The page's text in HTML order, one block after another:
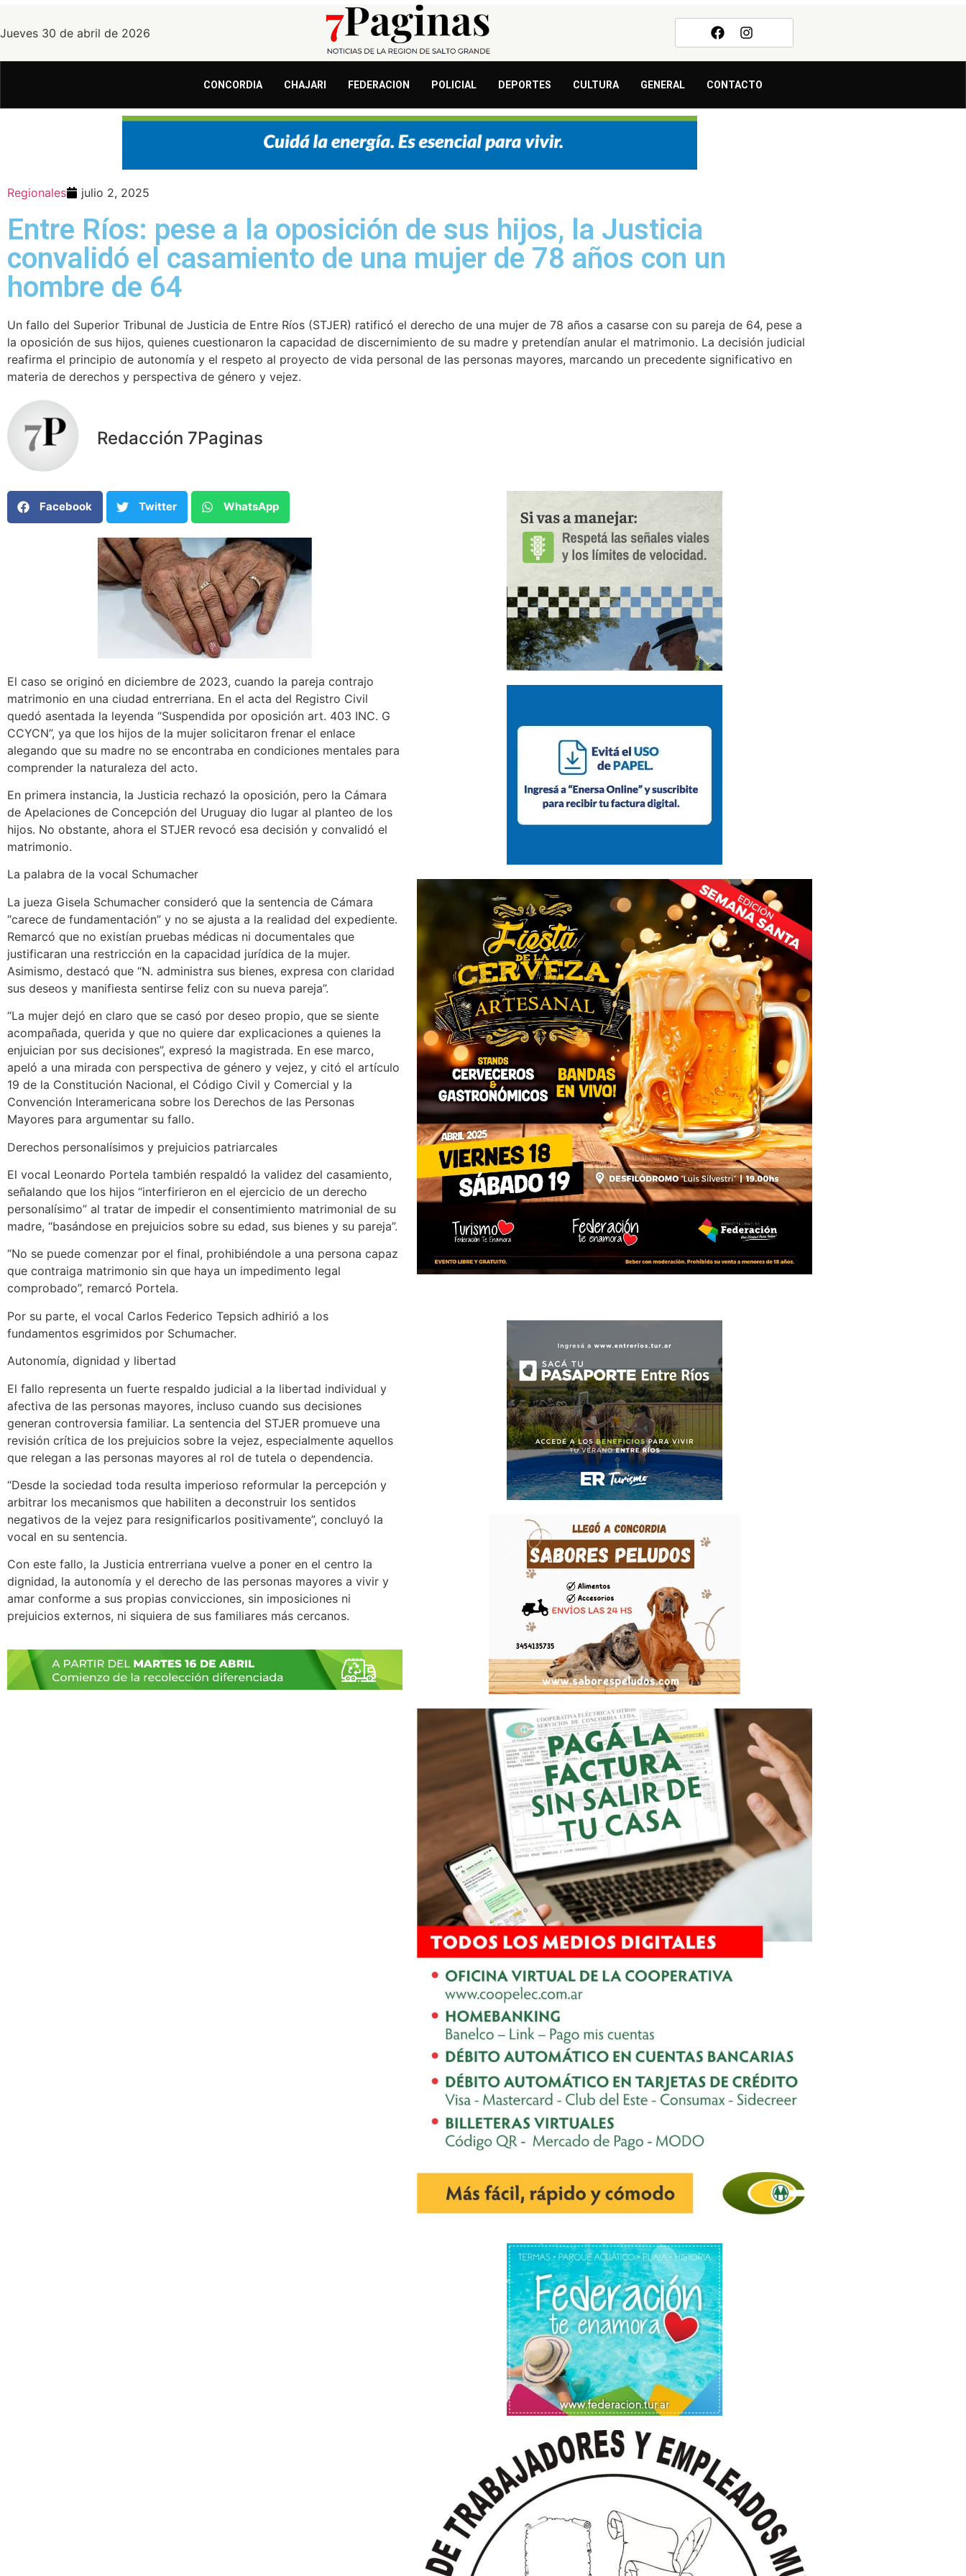
Jueves 30 de abril de 2026
CONCORDIA CHAJARI FEDERACION POLICIAL DEPORTES CULTURA GENERAL CONTACTO
Regionales julio 2, 2025
Entre Ríos: pese a la oposición de sus hijos, la Justicia
convalidó el casamiento de una mujer de 78 años con un
hombre de 64
Un fallo del Superior Tribunal de Justicia de Entre Ríos (STJER) ratificó el derecho de una mujer de 78 años a casarse con su pareja de 64, pese a
la oposición de sus hijos, quienes cuestionaron la capacidad de discernimiento de su madre y pretendían anular el matrimonio. La decisión judicial
reafirma el principio de autonomía y el respeto al proyecto de vida personal de las personas mayores, marcando un precedente significativo en
materia de derechos y perspectiva de género y vejez.
Redacción 7Paginas
Facebook Twitter WhatsApp
El caso se originó en diciembre de 2023, cuando la pareja contrajo
matrimonio en una ciudad entrerriana. En el acta del Registro Civil
quedó asentada la leyenda “Suspendida por oposición art. 403 INC. G
CCYCN”, ya que los hijos de la mujer solicitaron frenar el enlace
alegando que su madre no se encontraba en condiciones mentales para
comprender la naturaleza del acto.
En primera instancia, la Justicia rechazó la oposición, pero la Cámara
de Apelaciones de Concepción del Uruguay dio lugar al planteo de los
hijos. No obstante, ahora el STJER revocó esa decisión y convalidó el
matrimonio.
La palabra de la vocal Schumacher
La jueza Gisela Schumacher consideró que la sentencia de Cámara
“carece de fundamentación” y no se ajusta a la realidad del expediente.
Remarcó que no existían pruebas médicas ni documentales que
justificaran una restricción en la capacidad jurídica de la mujer.
Asimismo, destacó que “N. administra sus bienes, expresa con claridad
sus deseos y manifiesta sentirse feliz con su nueva pareja”.
“La mujer dejó en claro que se casó por deseo propio, que se siente
acompañada, querida y que no quiere dar explicaciones a quienes la
enjuician por sus decisiones”, expresó la magistrada. En ese marco,
apeló a una mirada con perspectiva de género y vejez, y citó el artículo
19 de la Constitución Nacional, el Código Civil y Comercial y la
Convención Interamericana sobre los Derechos de las Personas
Mayores para argumentar su fallo.
Derechos personalísimos y prejuicios patriarcales
El vocal Leonardo Portela también respaldó la validez del casamiento,
señalando que los hijos “interfirieron en el ejercicio de un derecho
personalísimo” al tratar de impedir el consentimiento matrimonial de su
madre, “basándose en prejuicios sobre su edad, sus bienes y su pareja”.
“No se puede comenzar por el final, prohibiéndole a una persona capaz
que contraiga matrimonio sin que haya un impedimento legal
comprobado”, remarcó Portela.
Por su parte, el vocal Carlos Federico Tepsich adhirió a los
fundamentos esgrimidos por Schumacher.
Autonomía, dignidad y libertad
El fallo representa un fuerte respaldo judicial a la libertad individual y
afectiva de las personas mayores, incluso cuando sus decisiones
generan controversia familiar. La sentencia del STJER promueve una
revisión crítica de los prejuicios sobre la vejez, especialmente aquellos
que relegan a las personas mayores al rol de tutela o dependencia.
“Desde la sociedad toda resulta imperioso reformular la percepción y
arbitrar los mecanismos que habiliten a deconstruir los sentidos
negativos de la vejez para resignificarlos positivamente”, concluyó la
vocal en su sentencia.
Con este fallo, la Justicia entrerriana vuelve a poner en el centro la
dignidad, la autonomía y el derecho de las personas mayores a vivir y
amar conforme a sus propias convicciones, sin imposiciones ni
prejuicios externos, ni siquiera de sus familiares más cercanos.